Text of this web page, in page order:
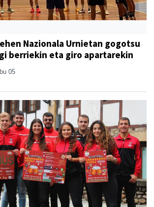
Nazionala Urnietan gogotsu
berriekin eta giro apartarekin
05